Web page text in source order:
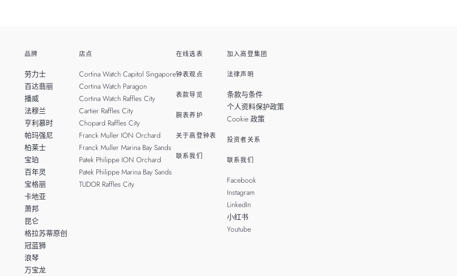
品牌
劳力士
百达翡丽
播威
法穆兰
亨利慕时
帕玛强尼
柏莱士
宝珀
百年灵
宝格丽
卡地亚
萧邦
昆仑
格拉苏蒂原创
冠蓝狮
浪琴
万宝龙
店点
Cortina Watch Capitol Singapore
Cortina Watch Paragon
Cortina Watch Raffles City
Cartier Raffles City
Chopard Raffles City
Franck Muller ION Orchard
Franck Muller Marina Bay Sands
Patek Philippe ION Orchard
Patek Philippe Marina Bay Sands
TUDOR Raffles City
在线选表
钟表观点
表款导览
腕表养护
关于高登钟表
联系我们
加入高登集团
法律声明
条款与条件
个人资料保护政策
Cookie 政策
投资者关系
联系我们
Facebook
Instagram
LinkedIn
小红书
Youtube